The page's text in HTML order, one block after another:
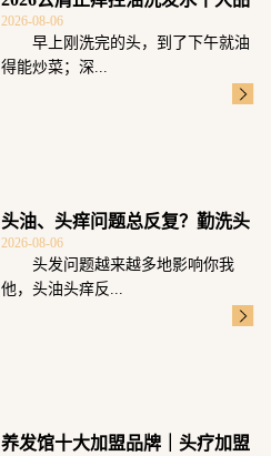
牌测评！
2026-08-06
早上刚洗完的头，到了下午就油
得能炒菜；深...
头油、头痒问题总反复？勤洗头
可不够重点科
2026-08-06
头发问题越来越多地影响你我
他，头油头痒反...
养发馆十大加盟品牌｜头疗加盟